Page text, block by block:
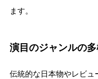
ます。
演目のジャンルの
伝統的な日本物やレビュ